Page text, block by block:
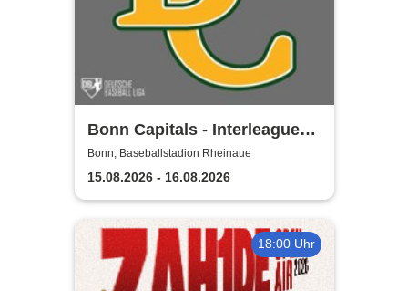
Bonn Capitals - Interleague
Baseball 2026
Bonn, Baseballstadion Rheinaue
15.08.2026 - 16.08.2026
18:00 Uhr